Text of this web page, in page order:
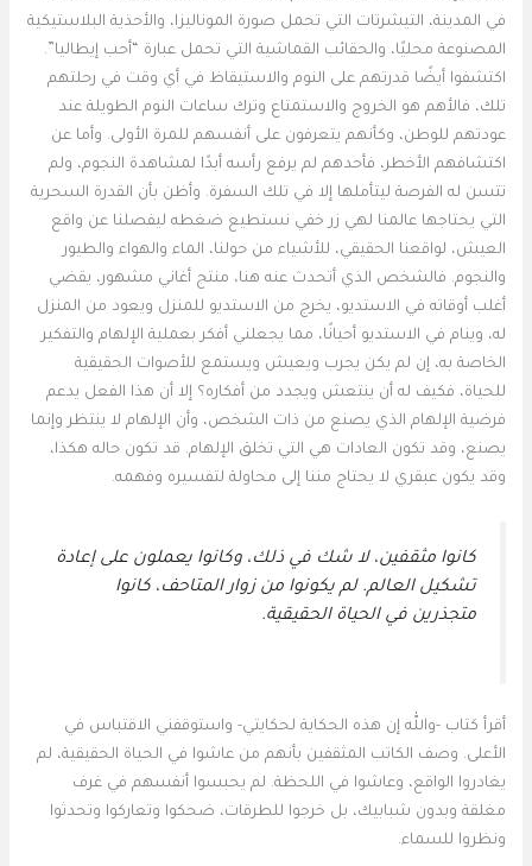
في المدينة، التيشرتات التي تحمل صورة الموناليزا، والأحذية البلاستيكية
المصنوعة محليًا، والحقائب القماشية التي تحمل عبارة “أحب إيطاليا”.
اكتشفوا أيضًا قدرتهم على النوم والاستيقاظ في أي وقت في رحلتهم
تلك، فالأهم هو الخروج والاستمتاع وترك ساعات النوم الطويلة عند
عودتهم للوطن، وكأنهم يتعرفون على أنفسهم للمرة الأولى. وأما عن
اكتشافهم الأخطر، فأحدهم لم يرفع رأسه أبدًا لمشاهدة النجوم، ولم
تتسن له الفرصة ليتأملها إلا في تلك السفرة. وأظن بأن القدرة السحرية
التي يحتاجها عالمنا لهي زر خفي نستطيع ضغطه ليفصلنا عن واقع
العيش، لواقعنا الحقيقي، للأشياء من حولنا، الماء والهواء والطيور
والنجوم. فالشخص الذي أتحدث عنه هنا، منتج أغاني مشهور، يقضي
أغلب أوقاته في الاستديو، يخرج من الاستديو للمنزل ويعود من المنزل
له، وينام في الاستديو أحيانًا، مما يجعلني أفكر بعملية الإلهام والتفكير
الخاصة به، إن لم يكن يجرب ويعيش ويستمع للأصوات الحقيقية
للحياة، فكيف له أن ينتعش ويجدد من أفكاره؟ إلا أن هذا الفعل يدعم
فرضية الإلهام الذي يصنع من ذات الشخص، وأن الإلهام لا ينتظر وإنما
يصنع، وقد تكون العادات هي التي تخلق الإلهام. قد تكون حاله هكذا،
وقد يكون عبقري لا يحتاج مننا إلى محاولة لتفسيره وفهمه.
كانوا مثقفين، لا شك في ذلك، وكانوا يعملون على إعادة
تشكيل العالم. لم يكونوا من زوار المتاحف، كانوا
متجذرين في الحياة الحقيقية.
أقرأ كتاب -والله إن هذه الحكاية لحكايتي- واستوقفني الاقتباس في
الأعلى. وصف الكاتب المثقفين بأنهم من عاشوا في الحياة الحقيقية، لم
يغادروا الواقع، وعاشوا في اللحظة. لم يحبسوا أنفسهم في غرف
مغلقة وبدون شبابيك، بل خرجوا للطرقات، ضحكوا وتعاركوا وتحدثوا
ونظروا للسماء.